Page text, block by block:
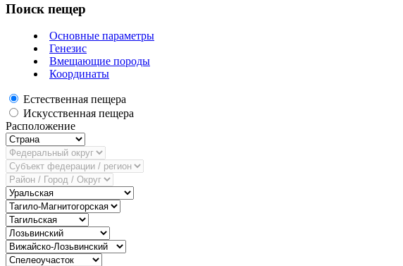
Поиск пещер
Основные параметры
Генезис
Вмещающие породы
Координаты
Естественная пещера
Искусственная пещера
Расположение